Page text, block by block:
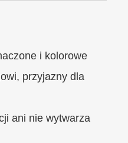
i kolorowe
przyjazny dla
ani nie wytwarza